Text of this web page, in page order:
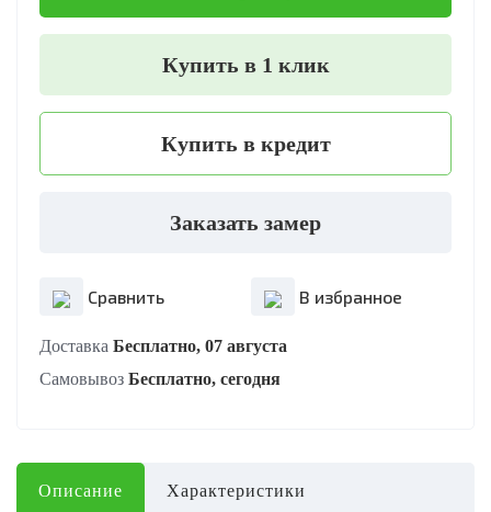
Купить в 1 клик
Купить в кредит
Заказать замер
Сравнить В избранное
Доставка Бесплатно, 07 августа
Самовывоз Бесплатно, сегодня
Описание Характеристики